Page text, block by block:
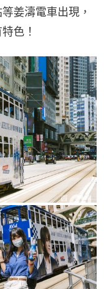
姜濤電車出現，
色！